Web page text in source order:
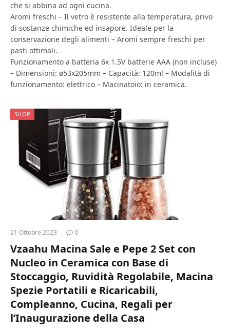
che si abbina ad ogni cucina.
Aromi freschi – Il vetro è resistente alla temperatura, privo
di sostanze chimiche ed insapore. Ideale per la
conservazione degli alimenti – Aromi sempre freschi per
pasti ottimali.
Funzionamento a batteria 6x 1.5V batterie AAA (non incluse)
– Dimensioni: ø53x205mm – Capacità: 120ml – Modalità di
funzionamento: elettrico – Macinatoio: in ceramica.
SHOP
21 Ottobre 2023 0
Vzaahu Macina Sale e Pepe 2 Set con
Nucleo in Ceramica con Base di
Stoccaggio, Ruvidità Regolabile, Macina
Spezie Portatili e Ricaricabili,
Compleanno, Cucina, Regali per
l’Inaugurazione della Casa